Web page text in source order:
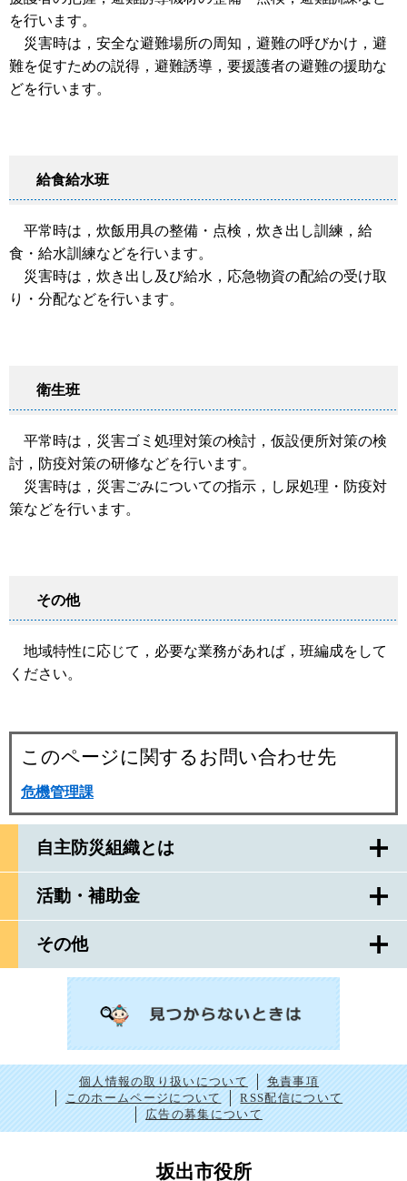
自主防災組織とは
活動・補助金
その他
を行います。
災害時は，安全な避難場所の周知，避難の呼びかけ，避
難を促すための説得，避難誘導，要援護者の避難の援助な
どを行います。
給食給水班
平常時は，炊飯用具の整備・点検，炊き出し訓練，給
食・給水訓練などを行います。
災害時は，炊き出し及び給水，応急物資の配給の受け取
り・分配などを行います。
衛生班
平常時は，災害ゴミ処理対策の検討，仮設便所対策の検
討，防疫対策の研修などを行います。
災害時は，災害ごみについての指示，し尿処理・防疫対
策などを行います。
その他
地域特性に応じて，必要な業務があれば，班編成をして
ください。
このページに関するお問い合わせ先
危機管理課
個人情報の取り扱いについて
免責事項
このホームページについて
RSS配信について
広告の募集について
坂出市役所